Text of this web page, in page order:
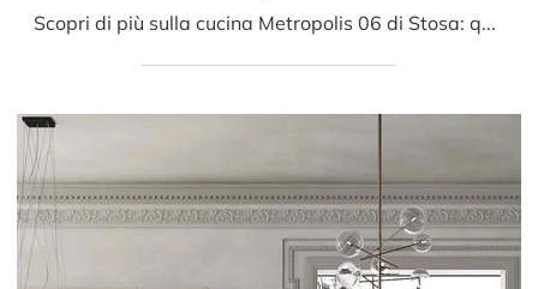
Scopri di più sulla cucina Metropolis 06 di Stosa: questa soluzione in Pet sarà la scelta ideale per te!